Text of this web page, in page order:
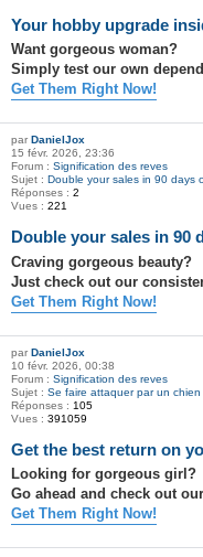
Your hobby upgrade
Want gorgeous woman?
Simply test our own
Get Them Right Now!
par DanielJox
15 févr. 2026, 23:36
Forum : Signification des reves
Sujet : Double your sales in 90 days
Réponses : 2
Vues : 221
Double your sales in 90
Craving gorgeous beauty?
Just check out our
Get Them Right Now!
par DanielJox
10 févr. 2026, 00:38
Forum : Signification des reves
Sujet : Se faire attaquer par un chien
Réponses : 105
Vues : 391059
Get the best return on
Looking for gorgeous girl?
Go ahead and check out
Get Them Right Now!